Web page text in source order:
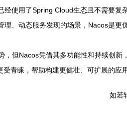
经使用了Spring Cloud生态且不需要复
理、动态服务发现的场景，Nacos是更
，但Nacos凭借其多功能性和持续创
青睐，帮助构建更健壮、可扩展的应
如若